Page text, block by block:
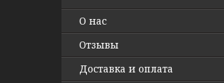
О нас
Отзывы
Доставка и оплата